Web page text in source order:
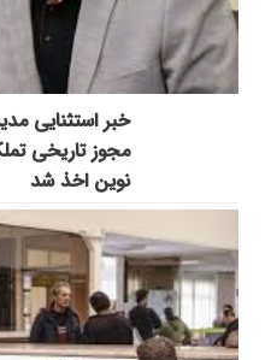
خبر استثنایی
نوین اخذ شد